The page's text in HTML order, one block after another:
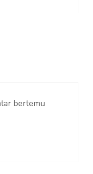
bertemu